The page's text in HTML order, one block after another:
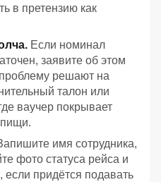
в претензию как
Если номинал
заявите об этом
решают на
талон или
ваучер покрывает
имя сотрудника,
фото статуса рейса и
если придётся подавать